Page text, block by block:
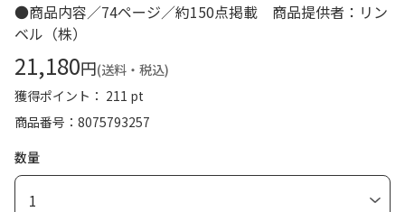
●商品内容／74ページ／約150点掲載 商品提供者：リン
ベル（株）
21,180円(送料・税込)
獲得ポイント： 211 pt
商品番号
8075793257
数量
1